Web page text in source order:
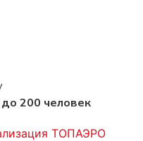
до 200 человек
ТОПАЭРО